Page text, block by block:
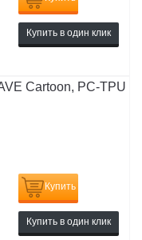
Купить в один клик
Cartoon, PC-TPU
Купить
Купить в один клик